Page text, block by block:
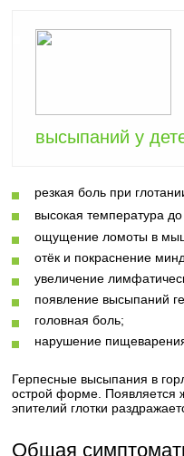
высыпаний у
резкая боль при
высокая температура до
ощущение ломоты в
отёк и покраснение
увеличение
появление высыпаний
головная боль;
нарушение
Герпесные высыпания в
острой форме. Появляется
эпителий глотки
Общая